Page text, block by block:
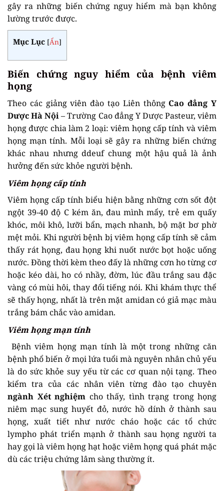
gây ra những biến chứng nguy hiểm mà bạn không
lường trước được.
Mục Lục [Ẩn]
Biến chứng nguy hiểm của bệnh viêm
họng
Theo các giảng viên đào tạo Liên thông Cao đẳng Y
Dược Hà Nội– Trường Cao đẳng Y Dược Pasteur, viêm
họng được chia làm 2 loại: viêm họng cấp tính và viêm
họng mạn tính. Mỗi loại sẽ gây ra những biến chứng
khác nhau nhưng ddeuf chung một hậu quả là ảnh
hưởng đến sức khỏe người bệnh.
Viêm họng cấp tính
Viêm họng cấp tính biểu hiện bằng những cơn sốt đột
ngột 39-40 độ C kém ăn, đau mình mẩy, trẻ em quấy
khóc, môi khô, lưỡi bẩn, mạch nhanh, bộ mặt bơ phờ
mệt mỏi. Khi người bệnh bị viêm họng cấp tính sẽ cảm
thấy rát họng, đau họng khi nuốt nước bọt hoặc uống
nước. Đồng thời kèm theo đấy là những cơn ho từng cơ
hoặc kéo dài, ho có nhầy, đờm, lúc đầu trắng sau đặc
vàng có mùi hôi, thay đổi tiếng nói. Khi khám thực thể
sẽ thấy họng, nhất là trên mặt amidan có giả mạc màu
trắng bám chắc vào amidan.
Viêm họng mạn tính
Bệnh viêm họng mạn tính là một trong những căn
bệnh phổ biến ở mọi lứa tuổi mà nguyên nhân chủ yếu
là do sức khỏe suy yếu từ các cơ quan nội tạng. Theo
kiểm tra của các nhân viên từng đào tạo chuyên
ngành Xét nghiệm cho thấy, tình trạng trong họng
niêm mạc sung huyết đỏ, nước hồ dính ở thành sau
họng, xuất tiết như nước cháo hoặc các tổ chức
lympho phát triển mạnh ở thành sau họng người ta
hay gọi là viêm họng hạt hoặc viêm họng quá phát mặc
dù các triệu chứng lâm sàng thường ít.